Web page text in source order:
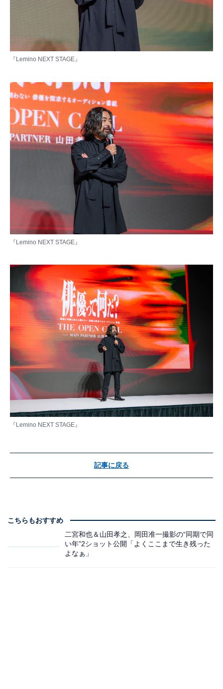
『Lemino NEXT STAGE』
『Lemino NEXT STAGE』
『Lemino NEXT STAGE』
記事に戻る
こちらもおすすめ
二宮和也＆山田孝之、岡田准一撮影の“同期で同
い年”2ショット公開「よくここまで生き残った
よなぁ」